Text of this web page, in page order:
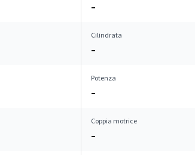
–
Cilindrata
–
Potenza
–
Coppia motrice
–